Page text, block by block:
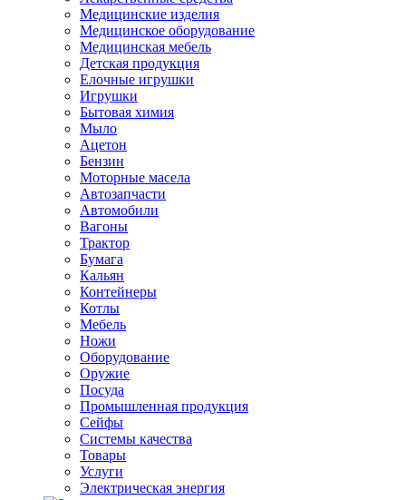
Медицинские изделия
Медицинское оборудование
Медицинская мебель
Детская продукция
Елочные игрушки
Игрушки
Бытовая химия
Мыло
Ацетон
Бензин
Моторные масела
Автозапчасти
Автомобили
Вагоны
Трактор
Бумага
Кальян
Контейнеры
Котлы
Мебель
Ножи
Оборудование
Оружие
Посуда
Промышленная продукция
Сейфы
Системы качества
Товары
Услуги
Электрическая энергия